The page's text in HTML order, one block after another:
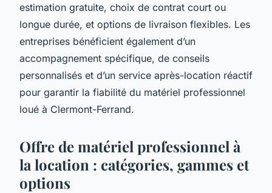
estimation gratuite, choix de contrat court ou
longue durée, et options de livraison flexibles. Les
entreprises bénéficient également d’un
accompagnement spécifique, de conseils
personnalisés et d’un service après-location réactif
pour garantir la fiabilité du matériel professionnel
loué à Clermont-Ferrand.
Offre de matériel professionnel à
la location : catégories, gammes et
options